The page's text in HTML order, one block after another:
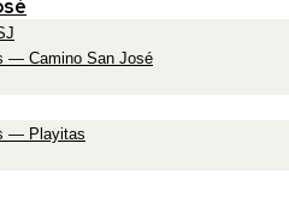
— Camino San José
— Playitas